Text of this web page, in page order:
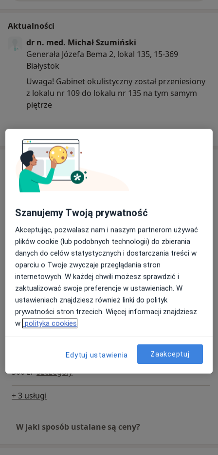
Aktualności
dr n. med. Michał Szumiński
Generała Józefa Bema 2, lokal 135, 15-369
Białystok
Uwaga! Gabinet okulistyczny został przeniesiony
z lokalu nr 109 do lokalu nr 135 na tym samym
piętrze
17/07/2025
Usługi i ceny
Konsultacja okulistyczna
Od 299 zł
Badanie Angio-OCT
300 zł Szczegóły Umów wizytę
Badanie OCT plamki + tarczy n.
wzrokowego + kompleksu
komórek zwojowych (GCC)
300 zł Szczegóły
Umów wizytę
Usuwanie ciał obcych
Badania okulistyczne dzieci
300 zł Szczegóły
+ 3 usługi
W jaki sposób ustalane są ceny?
Szanujemy Twoją prywatność
Akceptując, pozwalasz nam i naszym partnerom używać
plików cookie (lub podobnych technologii) do zbierania
danych do celów statystycznych i dostarczania treści w
oparciu o Twoje zwyczaje przeglądania stron
internetowych. W każdej chwili możesz sprawdzić i
zaktualizować swoje preferencje w ustawieniach. W
ustawieniach znajdziesz również linki do polityk
prywatności stron trzecich. Więcej informacji znajdziesz
w polityka cookies
Edytuj ustawienia Zaakceptuj